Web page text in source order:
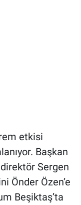
etkisi
Başkan
Sergen
Önder Özen’e
Beşiktaş’ta